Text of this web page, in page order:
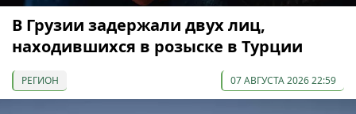
В Грузии задержали двух лиц,
находившихся в розыске в Турции
РЕГИОН 07 АВГУСТА 2026 22:59